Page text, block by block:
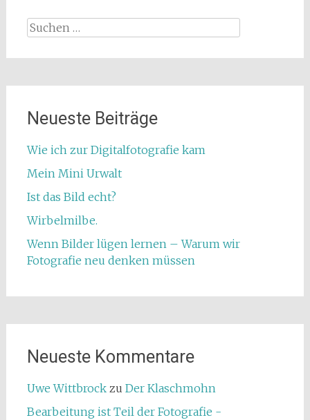
Suchen
Neueste Beiträge
Wie ich zur Digitalfotografie kam
Mein Mini Urwalt
Ist das Bild echt?
Wirbelmilbe.
Wenn Bilder lügen lernen – Warum wir
Fotografie neu denken müssen
Neueste Kommentare
Uwe Wittbrockzu Der Klaschmohn
Bearbeitung ist Teil der Fotografie -